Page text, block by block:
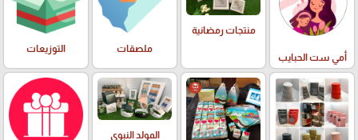
أمي ست الحبايب
منتجات رمضانية
ملصقات
التوزيعات
المولد النبوي